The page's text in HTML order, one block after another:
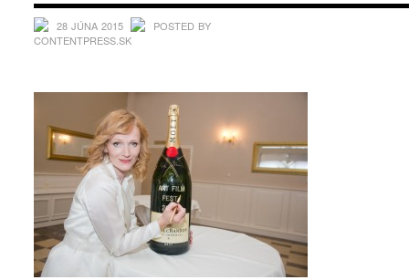
28 JÚNA 2015
POSTED BY
CONTENTPRESS.SK